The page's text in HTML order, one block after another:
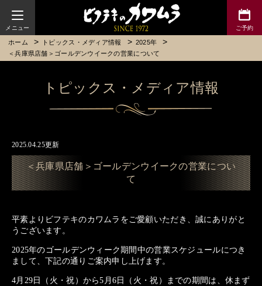
ホーム トピックス・メディア情報
2025年
＜兵庫県店舗＞ゴールデンウイークの営業について
トピックス・メディア情報
2025.04.25更新
＜兵庫県店舗＞ゴールデンウイークの営業につい
て
平素よりビフテキのカワムラをご愛顧いただき、誠にありがと
うございます。
2025年のゴールデンウィーク期間中の営業スケジュールにつき
まして、下記の通りご案内申し上げます。
4月29日（火・祝）から5月6日（火・祝）までの期間は、休まず